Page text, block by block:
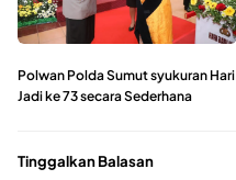
Polwan Polda Sumut syukuran Hari
Jadi ke 73 secara Sederhana
Tinggalkan Balasan